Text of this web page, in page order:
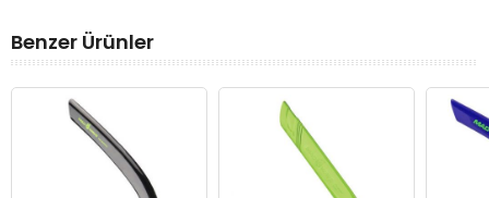
Benzer Ürünler